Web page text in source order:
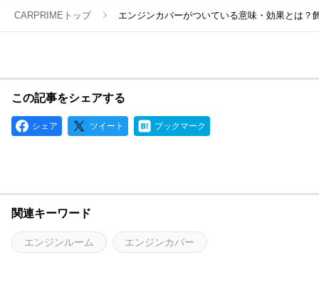
CARPRIMEトップ エンジンカバーがついている意味・効果とは？
この記事をシェアする
シェア ツイート ブックマーク
関連キーワード
エンジンルーム エンジンカバー